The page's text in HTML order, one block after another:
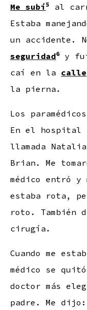
Me subí5
al
Estaba
un accidente.
seguridad6
y
caí en la calle
la pierna.
Los
En el hospital
llamada
Brian. Me
médico entró
estaba rota,
roto. También
cirugía.
Cuando me
médico se
doctor más
padre. Me